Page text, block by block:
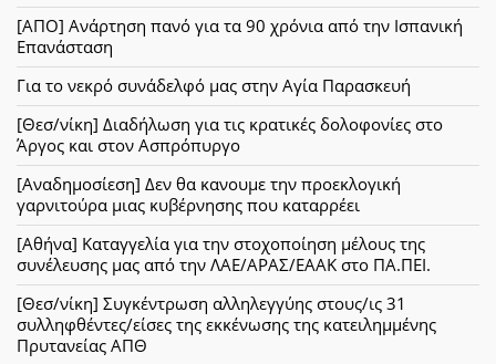
[ΑΠΟ] Ανάρτηση πανό για τα 90 χρόνια από την Ισπανική
Επανάσταση
Για το νεκρό συνάδελφό μας στην Αγία Παρασκευή
[Θεσ/νίκη] Διαδήλωση για τις κρατικές δολοφονίες στο
Άργος και στον Ασπρόπυργο
[Αναδημοσίεση] Δεν θα κανουμε την προεκλογική
γαρνιτούρα μιας κυβέρνησης που καταρρέει
[Αθήνα] Καταγγελία για την στοχοποίηση μέλους της
συνέλευσης μας από την ΛΑΕ/ΑΡΑΣ/ΕΑΑΚ στο ΠΑ.ΠΕΙ.
[Θεσ/νίκη] Συγκέντρωση αλληλεγγύης στους/ις 31
συλληφθέντες/είσες της εκκένωσης της κατειλημμένης
Πρυτανείας ΑΠΘ